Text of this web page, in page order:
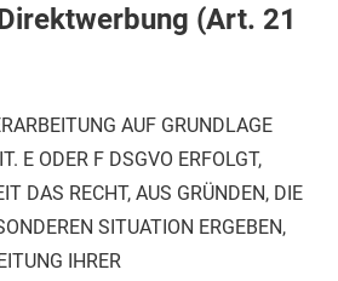
(Art. 21
AUF GRUNDLAGE
E ODER F DSGVO ERFOLGT,
DAS RECHT, AUS GRÜNDEN, DIE
SITUATION ERGEBEN,
IHRER